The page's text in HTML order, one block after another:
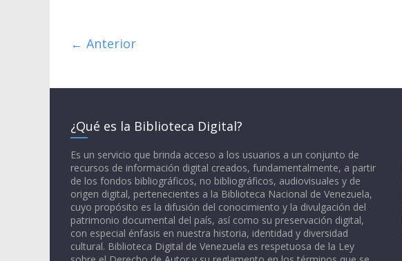
← Anterior
¿Qué es la Biblioteca Digital?
Es un servicio que brinda acceso a los usuarios a un conjunto de
recursos de información digital creados, fundamentalmente, a partir
de los fondos bibliográficos, no bibliográficos, audiovisuales y de
origen digital, pertenecientes a la Biblioteca Nacional de Venezuela,
cuyo propósito es la difusión del conocimiento y la divulgación del
patrimonio documental del país, así como su preservación digital,
con especial énfasis en nuestra historia, identidad y diversidad
cultural. Biblioteca Digital de Venezuela es respetuosa de la Ley